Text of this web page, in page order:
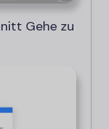
Gehe zu